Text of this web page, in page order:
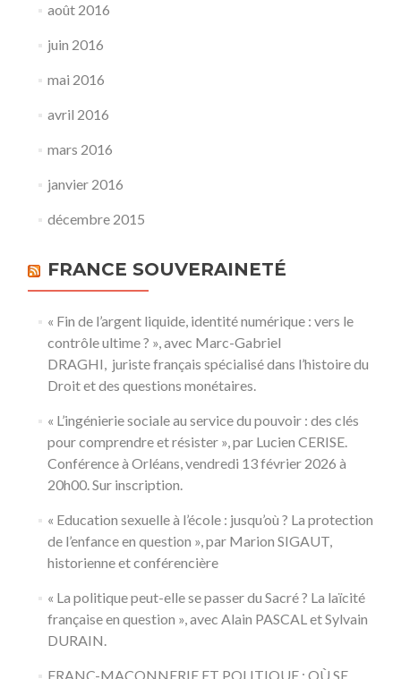
août 2016
juin 2016
mai 2016
avril 2016
mars 2016
janvier 2016
décembre 2015
FRANCE SOUVERAINETÉ
« Fin de l’argent liquide, identité numérique : vers le
contrôle ultime ? », avec Marc-Gabriel
DRAGHI, juriste français spécialisé dans l’histoire du
Droit et des questions monétaires.
« L’ingénierie sociale au service du pouvoir : des clés
pour comprendre et résister », par Lucien CERISE.
Conférence à Orléans, vendredi 13 février 2026 à
20h00. Sur inscription.
« Education sexuelle à l’école : jusqu’où ? La protection
de l’enfance en question », par Marion SIGAUT,
historienne et conférencière
« La politique peut-elle se passer du Sacré ? La laïcité
française en question », avec Alain PASCAL et Sylvain
DURAIN.
FRANC-MAÇONNERIE ET POLITIQUE : OÙ SE